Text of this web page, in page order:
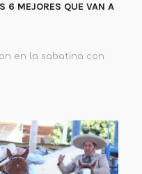
6 MEJORES QUE VAN A
en la sabatina con